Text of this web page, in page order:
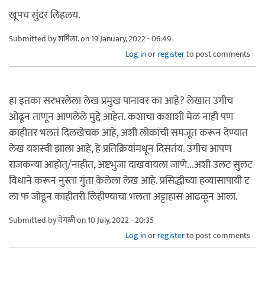
खूपच सुंदर लिहलय.
Submitted byशर्मिला.on 19 January, 2022 - 06:49
Log inorregisterto post comments
हा इतका सरभरलेला लेख प्रमुख पानावर का आहे? लेखात उगीच
ओढून ताणून आणलेले मुद्दे आहेत. कशाचा कशाशी मेळ नाही पण
काहीतर भलतं दिलखेचक आहे, अशी लोकांची समजूत करून देण्यात
लेख यशस्वी झाला आहे, हे प्रतिक्रियांमधून दिसतंय. उगीच आपण
राजकन्या आहोत्/नाहीत, अष्टभुजा दाखवायला जाणे...अशी उलट सुलट
विधाने करून नुस्ता गुंता केलेला लेख आहे. प्रसिद्धीच्या हव्यासापायी ट
ला फ जोडून काहीतरी लिहीण्याचा भलता अट्टाहास आढळून आला.
Submitted byवेगळीon 10 July, 2022 - 20:35
Log inorregisterto post comments